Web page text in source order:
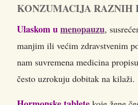
KONZUMACIJA RAZNIH
Ulaskom umenopauzu,
manjim ili većim zdravstvenim
nam suvremena medicina
često uzrokuju dobitak na kilaži.